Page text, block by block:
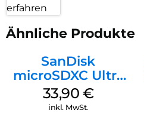
erfahren
Ähnliche Produkte
SanDisk
microSDXC Ultra
128 GB + Adapter
Mobile
33,90 €
inkl. MwSt.